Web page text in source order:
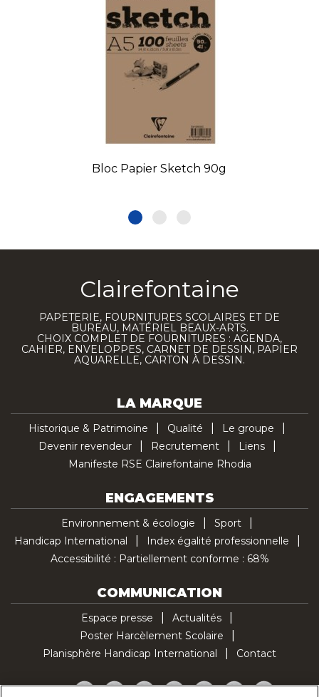
Bloc Papier Sketch 90g
Clairefontaine
PAPETERIE, FOURNITURES SCOLAIRES ET DE
BUREAU, MATÉRIEL BEAUX-ARTS.
CHOIX COMPLET DE FOURNITURES : AGENDA,
CAHIER, ENVELOPPES, CARNET DE DESSIN, PAPIER
AQUARELLE, CARTON À DESSIN.
LA MARQUE
Historique & Patrimoine Qualité
Le groupe
Devenir revendeur
Recrutement
Liens
Manifeste RSE Clairefontaine Rhodia
ENGAGEMENTS
Environnement & écologie
Sport
Handicap International
Index égalité professionnelle
Accessibilité : Partiellement conforme : 68%
COMMUNICATION
Espace presse
Actualités
Poster Harcèlement Scolaire
Planisphère Handicap International
Contact
Facebook
TwitterYouTubePinterestInstagramLinkedInTikTok